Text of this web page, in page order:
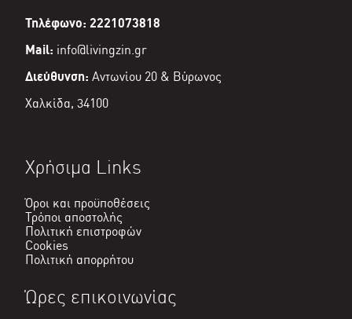
Τηλέφωνο: 2221073818
Mail: info@livingzin.gr
Διεύθυνση: Αντωνίου 20 & Βύρωνος
Χαλκίδα, 34100
Χρήσιμα Links
Όροι και προϋποθέσεις
Τρόποι αποστολής
Πολιτική επιστροφών
Cookies
Πολιτική απορρήτου
Ώρες επικοινωνίας